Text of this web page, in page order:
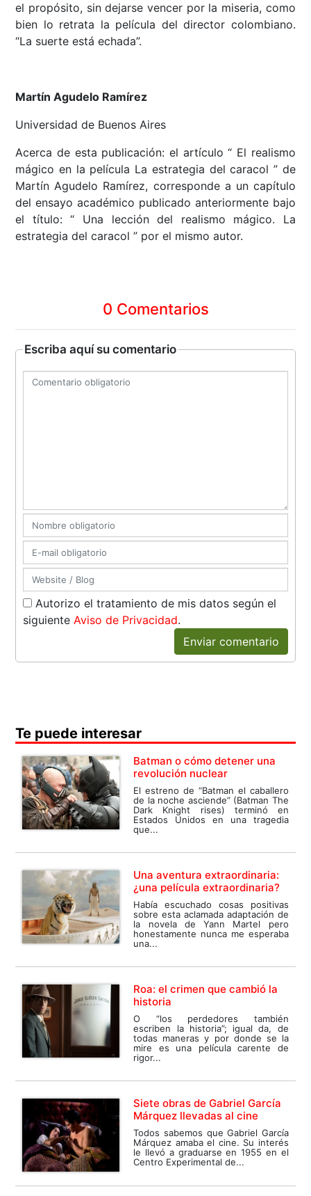
el propósito, sin dejarse vencer por la miseria, como
bien lo retrata la película del director colombiano.
“La suerte está echada”.
Martín Agudelo Ramírez
Universidad de Buenos Aires
Acerca de esta publicación: el artículo “ El realismo
mágico en la película La estrategia del caracol ” de
Martín Agudelo Ramírez, corresponde a un capítulo
del ensayo académico publicado anteriormente bajo
el título: “ Una lección del realismo mágico. La
estrategia del caracol ” por el mismo autor.
0 Comentarios
Escriba aquí su comentario
Autorizo el tratamiento de mis datos según el
siguienteAviso de Privacidad.
Enviar comentario
Te puede interesar
Batman o cómo detener una
revolución nuclear
El estreno de “Batman el caballero
de la noche asciende” (Batman The
Dark Knight rises) terminó en
Estados Unidos en una tragedia
que...
Una aventura extraordinaria:
¿una película extraordinaria?
Había escuchado cosas positivas
sobre esta aclamada adaptación de
la novela de Yann Martel pero
honestamente nunca me esperaba
una...
Roa: el crimen que cambió la
historia
O “los perdedores también
escriben la historia”; igual da, de
todas maneras y por donde se la
mire es una película carente de
rigor...
Siete obras de Gabriel García
Márquez llevadas al cine
Todos sabemos que Gabriel García
Márquez amaba el cine. Su interés
le llevó a graduarse en 1955 en el
Centro Experimental de...